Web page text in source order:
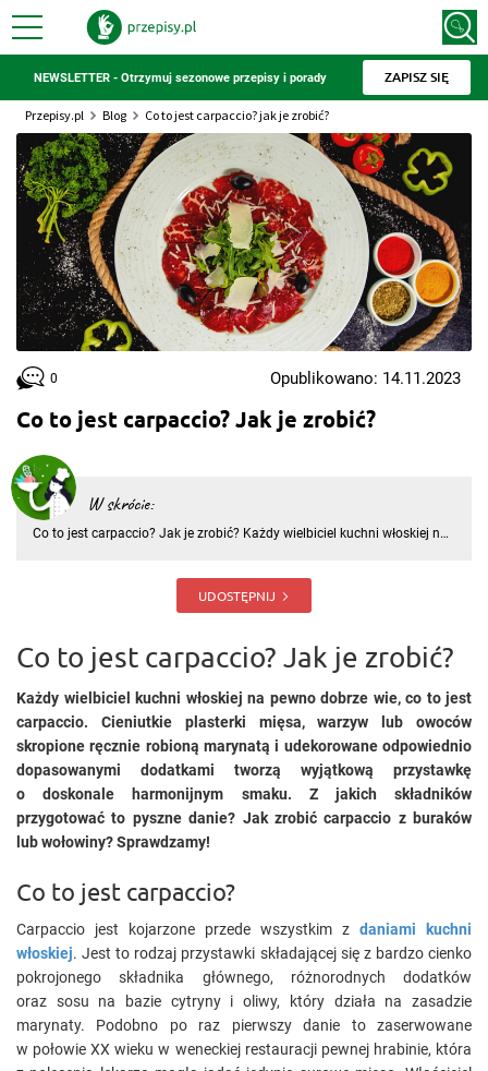
NEWSLETTER - Otrzymuj sezonowe przepisy i porady ZAPISZ SIĘ
Przepisy.pl Blog Co to jest carpaccio? jak je zrobić?
Co to jest carpaccio? Jak je zrobić?
W skrócie:
Co to jest carpaccio? Jak je zrobić? Każdy wielbiciel kuchni włoskiej na
udekorowane odpowiednio dopasowanymi dodatkami tworzą wyją
UDOSTĘPNIJ
0 Opublikowano: 14.11.2023
Co to jest carpaccio? Jak je zrobić?
Każdy wielbiciel kuchni włoskiej na pewno dobrze wie, co to jest
carpaccio. Cieniutkie plasterki mięsa, warzyw lub owoców
skropione ręcznie robioną marynatą i udekorowane odpowiednio
dopasowanymi dodatkami tworzą wyjątkową przystawkę
o doskonale harmonijnym smaku. Z jakich składników
przygotować to pyszne danie? Jak zrobić carpaccio z buraków
lub wołowiny? Sprawdzamy!
Co to jest carpaccio?
Carpaccio jest kojarzone przede wszystkim z daniami kuchni
włoskiej. Jest to rodzaj przystawki składającej się z bardzo cienko
pokrojonego składnika głównego, różnorodnych dodatków
oraz sosu na bazie cytryny i oliwy, który działa na zasadzie
marynaty. Podobno po raz pierwszy danie to zaserwowane
w połowie XX wieku w weneckiej restauracji pewnej hrabinie, która